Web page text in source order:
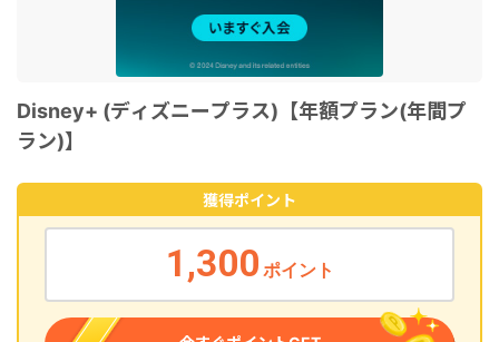
Disney+ (ディズニープラス)【年額プラン(年間プ
ラン)】
獲得ポイント
1,300 ポイント